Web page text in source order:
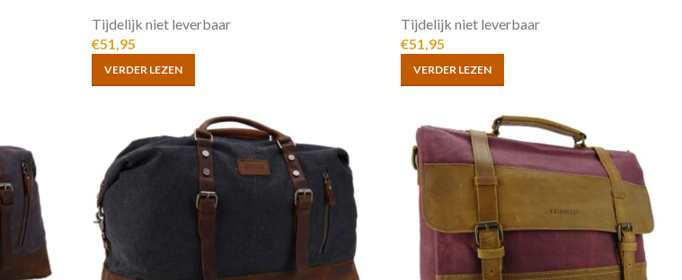
Tijdelijk niet leverbaar
€51,95
VERDER LEZEN
Tijdelijk niet leverbaar
€51,95
VERDER LEZEN